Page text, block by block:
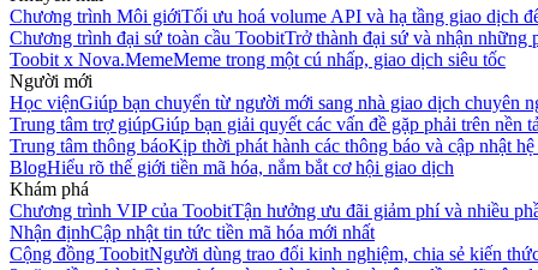
Chương trình Môi giớiTối ưu hoá volume API và hạ tầng giao dịch
Chương trình đại sứ toàn cầu ToobitTrở thành đại sứ và nhận những
Toobit x Nova.MemeMeme trong một cú nhấp, giao dịch siêu tốc
Người mới
Học việnGiúp bạn chuyển từ người mới sang nhà giao dịch chuyên
Trung tâm trợ giúpGiúp bạn giải quyết các vấn đề gặp phải trên nền
Trung tâm thông báoKịp thời phát hành các thông báo và cập nhật
BlogHiểu rõ thế giới tiền mã hóa, nắm bắt cơ hội giao dịch
Khám phá
Chương trình VIP của ToobitTận hưởng ưu đãi giảm phí và nhiều
Nhận địnhCập nhật tin tức tiền mã hóa mới nhất
Cộng đồng ToobitNgười dùng trao đổi kinh nghiệm, chia sẻ kiến